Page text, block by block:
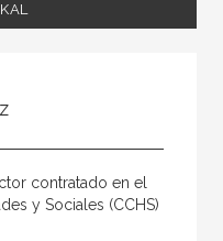
contratado en el
y Sociales (CCHS)